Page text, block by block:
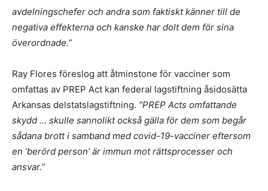
avdelningschefer och andra som faktiskt känner till de
negativa effekterna och kanske har dolt dem för sina
överordnade.”
Ray Flores föreslog att åtminstone för vacciner som
omfattas av PREP Act kan federal lagstiftning åsidosätta
Arkansas delstatslagstiftning. ”PREP Acts omfattande
skydd … skulle sannolikt också gälla för dem som begår
sådana brott i samband med covid-19-vacciner eftersom
en ’berörd person’ är immun mot rättsprocesser och
ansvar.”